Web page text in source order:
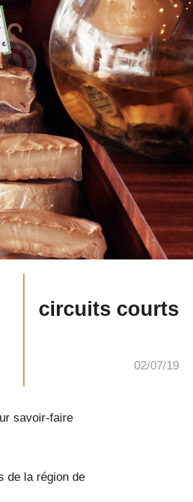
02/07/19
circuits courts
savoir-faire
de la région de